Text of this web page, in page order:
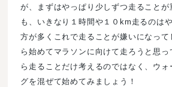
が、まずはやっぱり少しずつ走ること
も、いきなり１時間や１０km走るのは
方が多くこれで走ることが嫌いになっ
ら始めてマラソンに向けて走ろうと思
ら走ることだけ考えるのではなく、ウ
グを混ぜて始めてみましょう！